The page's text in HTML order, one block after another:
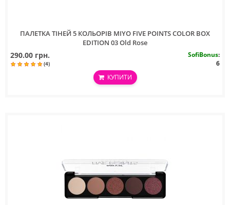
ПАЛЕТКА ТIНЕЙ 5 КОЛЬОРIВ MIYO FIVE POINTS COLOR BOX
EDITION 03 Old Rose
290.00 грн.
(4)
SofiBonus:
6
КУПИТИ